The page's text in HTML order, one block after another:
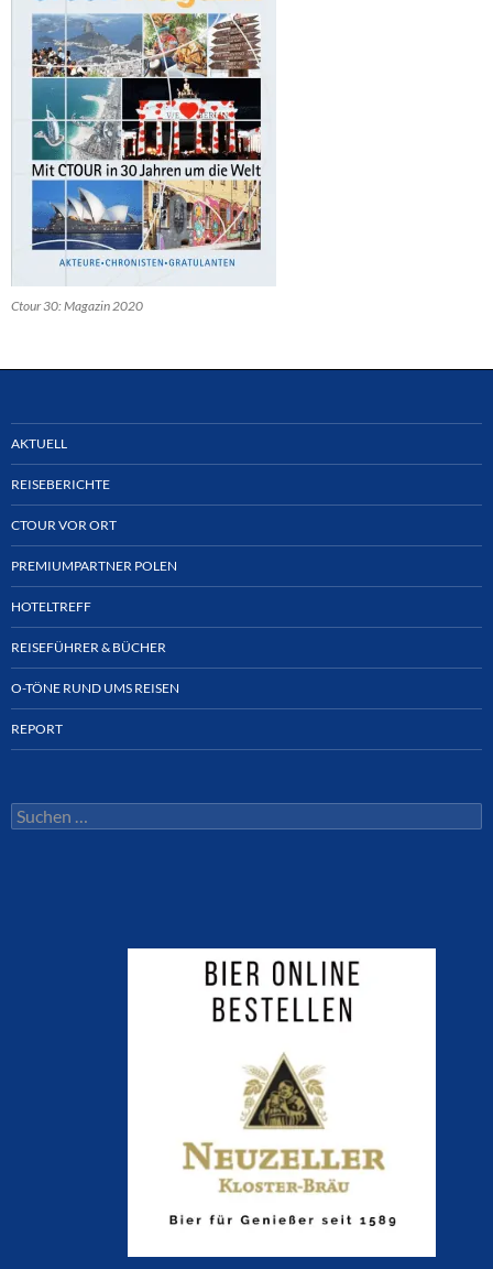
Ctour 30: Magazin 2020
AKTUELL
REISEBERICHTE
CTOUR VOR ORT
PREMIUMPARTNER POLEN
HOTELTREFF
REISEFÜHRER & BÜCHER
O-TÖNE RUND UMS REISEN
REPORT
Suchen
nach: